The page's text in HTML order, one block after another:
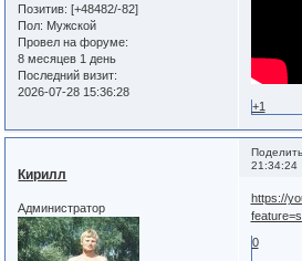
Позитив: [+48482/-82]
Пол: Мужской
Провел на форуме:
8 месяцев 1 день
Последний визит:
2026-07-28 15:36:28
+1
21:34:24
Кирилл
Администратор
https://
0